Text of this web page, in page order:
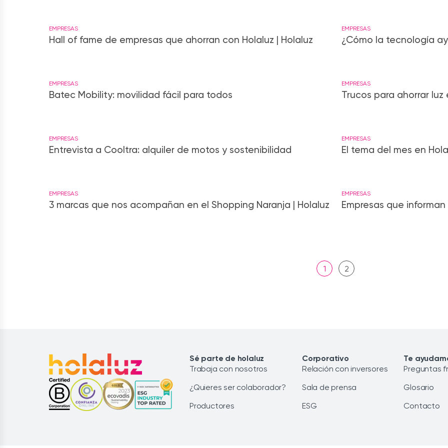
EMPRESAS
Hall of fame de empresas que ahorran con Holaluz | Holaluz
EMPRESAS
¿Cómo la tecnología
EMPRESAS
Batec Mobility: movilidad fácil para todos
EMPRESAS
Trucos para ahorrar
EMPRESAS
Entrevista a Cooltra: alquiler de motos y sostenibilidad
EMPRESAS
El tema del mes en
EMPRESAS
3 marcas que nos acompañan en el Shopping Naranja | Holaluz
EMPRESAS
Empresas que
1 2
Sé parte de holaluz
Trabaja con nosotros
¿Quieres ser colaborador?
Productores
Corporativo
Relación con inversores
Sala de prensa
ESG
Te
Preguntas
Glosario
Contacto